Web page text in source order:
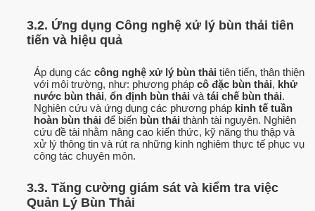
3.2. Ứng dụng Công nghệ xử lý bùn thải tiên
tiến và hiệu quả
Áp dụng các công nghệ xử lý bùn thải tiên tiến, thân thiện
với môi trường, như: phương pháp cô đặc bùn thải, khử
nước bùn thải, ổn định bùn thải và tái chế bùn thải.
Nghiên cứu và ứng dụng các phương pháp kinh tế tuần
hoàn bùn thải để biến bùn thải thành tài nguyên. Nghiên
cứu đề tài nhằm nâng cao kiến thức, kỹ năng thu thập và
xử lý thông tin và rút ra những kinh nghiêm thực tế phục vụ
công tác chuyên môn.
3.3. Tăng cường giám sát và kiểm tra việc
Quản Lý Bùn Thải